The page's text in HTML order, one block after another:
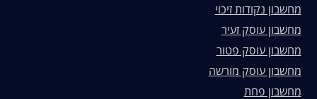
מחשבון נקודות זיכוי
מחשבון עוסק זעיר
מחשבון עוסק פטור
מחשבון עוסק מורשה
מחשבון פחת